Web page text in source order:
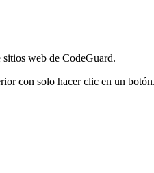
web de CodeGuard.
con solo hacer clic en un botón.